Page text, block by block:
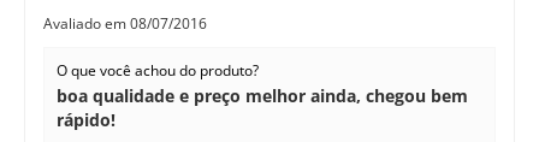
Avaliado em08/07/2016
O que você achou do produto?
boa qualidade e preço melhor ainda, chegou bem
rápido!